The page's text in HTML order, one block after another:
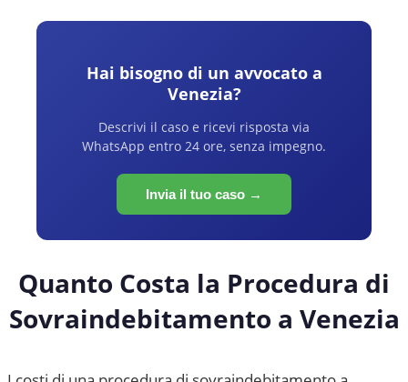
Hai bisogno di un avvocato a
Venezia?
Descrivi il caso e ricevi risposta via
WhatsApp entro 24 ore, senza impegno.
Invia il tuo caso →
Quanto Costa la Procedura di
Sovraindebitamento a Venezia